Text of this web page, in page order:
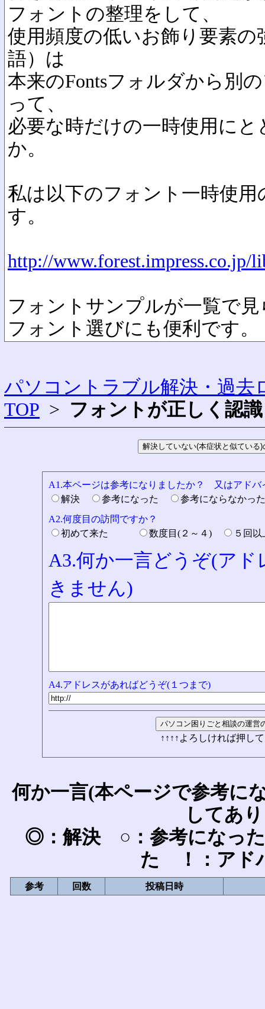
フォントの整理をして、
使用頻度の低いお飾り要素
語）は
本来のFontsフォルダから別
って、
必要な時だけの一時使用に
か。
私は以下のフォント一時使
す。
http://www.forest.impress.co.jp/
フォントサンプルが一覧で
フォント選びにも便利です。
パソコントラブル解決・過去
TOP > フォントが正しく認
A1.本ページは参考になりましたか？ 又はアドバ
解決
参考になった
参考にならなか
A2.何度目の訪問ですか？
初めて来た
数度目(２～４) ５回
A3.何か一言どうぞ(ア
きません)
A4.アドレスがあればどうぞ(１つまで)
↑↑↑↑よろしければ押し
何か一言(本ページで参考に
してあ
◎：解決 ○：参考になっ
た ！：アド
参考 回数 投稿日時